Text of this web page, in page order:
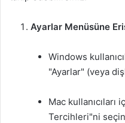
Ayarlar Menüsüne
Windows
"Ayarlar" (veya
Mac
Tercihleri"ni